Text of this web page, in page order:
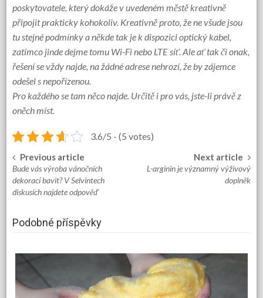
poskytovatele, který dokáže v uvedeném městě kreativně
připojit prakticky kohokoliv. Kreativně proto, že ne všude jsou
tu stejné podmínky a někde tak je k dispozici optický kabel,
zatímco jinde dejme tomu Wi-Fi nebo LTE síť. Ale ať tak či onak,
řešení se vždy najde, na žádné adrese nehrozí, že by zájemce
odešel s nepořízenou.
Pro každého se tam něco najde. Určitě i pro vás, jste-li právě z
oněch míst.
3.6/5 - (5 votes)
Post
navigation
Previous article
Bude vás výroba vánočních
dekorací bavit? V Selvintech
diskusích najdete odpověď
Next article
L-arginin je významný výživový
doplněk
Podobné příspěvky